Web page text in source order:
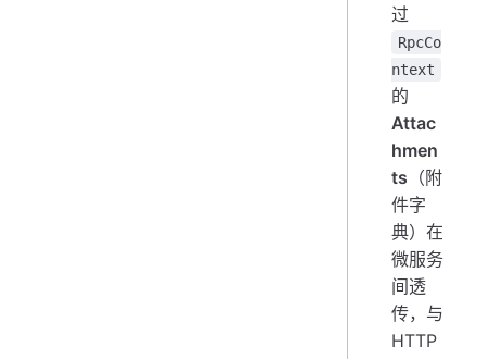
过
RpcCo
ntext
的
Attac
hmen
ts （附
件字
典）在
微服务
间透
传，与
HTTP